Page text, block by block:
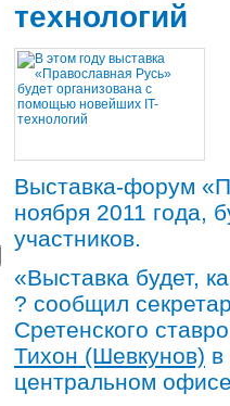
технологий
Выставка-форум
ноября 2011 года,
участников.
«Выставка будет,
? сообщил
Сретенского
Тихон (Шевкунов) в
центральном